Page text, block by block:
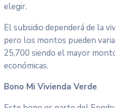
elegir.
El subsidio dependerá de la
pero los montos pueden
25,700 siendo el mayor
económicas.
Bono Mi Vivienda Verde